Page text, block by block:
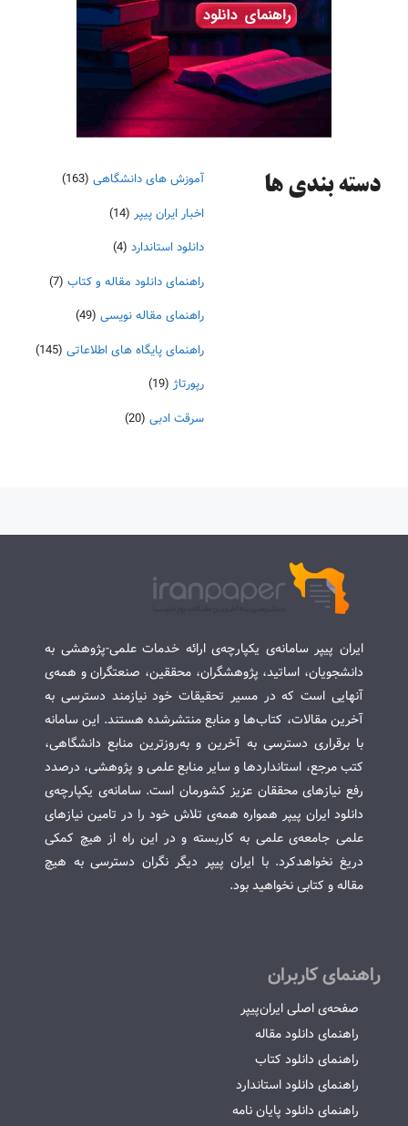
دسته‌ بندی ها آموزش های دانشگاهی (163)
اخبار ایران پیپر (14)
دانلود استاندارد (4)
راهنمای دانلود مقاله و کتاب (7)
راهنمای مقاله نویسی (49)
راهنمای پایگاه های اطلاعاتی (145)
رپورتاژ (19)
سرقت ادبی (20)
ایران پیپر سامانه‌ی یکپارچه‌ی ارائه خدمات علمی-پژوهشی به
دانشجویان، اساتید، پژوهشگران، محققین، صنعتگران و همه‌ی
آنهایی است که در مسیر تحقیقات خود نیازمند دسترسی به
آخرین مقالات، کتاب‌ها و منابع منتشرشده هستند. این سامانه
با برقراری دسترسی به آخرین و به‌روزترین منابع دانشگاهی،
کتب مرجع، استانداردها و سایر منابع علمی و پژوهشی، درصدد
رفع نیازهای محققان عزیز کشورمان است. سامانه‌ی یکپارچه‌ی
دانلود ایران پیپر همواره همه‌ی تلاش خود را در تامین نیازهای
علمی جامعه‌ی علمی به کاربسته و در این راه از هیچ کمکی
دریغ نخواهدکرد. با ایران پیپر دیگر نگران دسترسی به هیچ
مقاله و کتابی نخواهید بود.
راهنمای کاربران
صفحه‌ی اصلی ایران‌پیپر
راهنمای دانلود مقاله
راهنمای دانلود کتاب
راهنمای دانلود استاندارد
راهنمای دانلود پایان نامه